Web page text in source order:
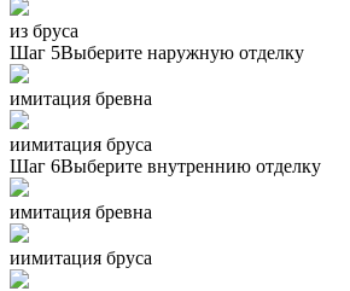
из бруса
Шаг 5Выберите наружную отделку
имитация бревна
иимитация бруса
Шаг 6Выберите внутреннию отделку
имитация бревна
иимитация бруса